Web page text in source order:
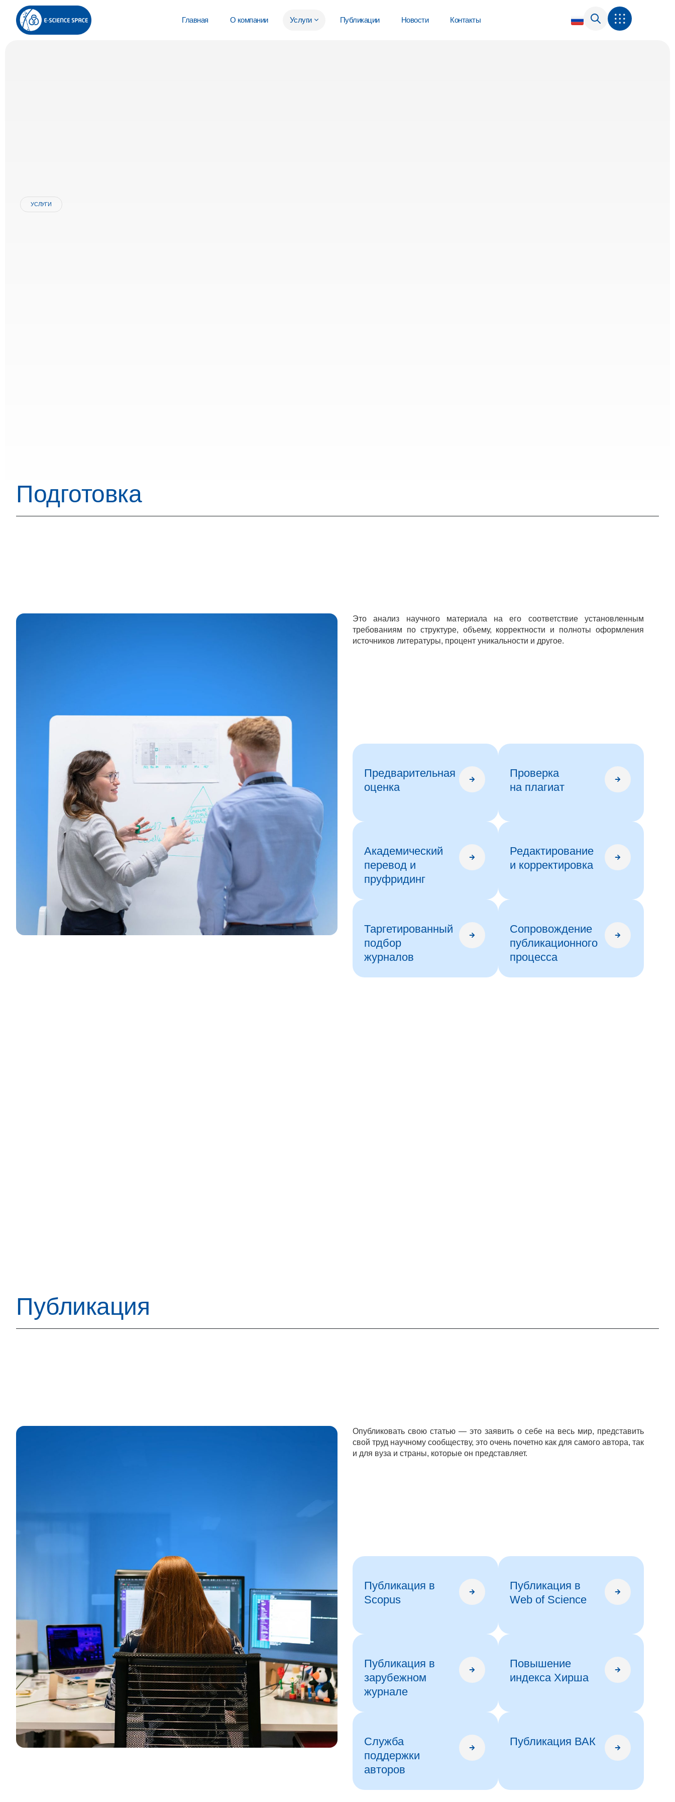
Главная О компании Услуги Публикации Новости Контакты
УСЛУГИ
Подготовка
Это анализ научного материала на его соответствие установленным
требованиям по структуре, объему, корректности и полноты оформления
источников литературы, процент уникальности и другое.
Предварительная
оценка
Проверка
на плагиат
Академический
перевод и
пруфридинг
Редактирование
и корректировка
Таргетированный
подбор
журналов
Сопровождение
публикационного
процесса
Публикация
Опубликовать свою статью — это заявить о себе на весь мир, представить
свой труд научному сообществу, это очень почетно как для самого автора, так
и для вуза и страны, которые он представляет.
Публикация в
Scopus
Публикация в
Web of Science
Публикация в
зарубежном
журнале
Повышение
индекса Хирша
Служба
поддержки
авторов
Публикация ВАК